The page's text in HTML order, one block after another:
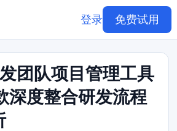
登录 免费试用
团队项目管理工具
深度整合研发流程